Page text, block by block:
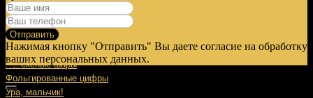
8 Марта
9 Мая
Выписка
Латексные шары
Фольгированные цифры
Ура, мальчик!
Отправить
Нажимая кнопку "Отправить" Вы даете согласие на обработку
ваших персональных данных.